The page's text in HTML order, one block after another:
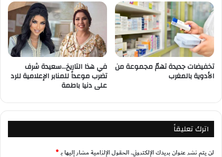
تخفيضات جديدة تهمّ مجموعة من
الأدوية بالمغرب
في هذا التاريخ…سعيدة شرف
تضرب موعداً للمنابر الإعلامية للرد
على دنيا باطمة
اترك تعليقاً
لن يتم نشر عنوان بريدك الإلكتروني.الحقول الإلزامية مشار إليها بـ*